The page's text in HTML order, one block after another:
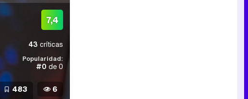
7,4
43 críticas
Popularidad:
#0 de 0
483 6